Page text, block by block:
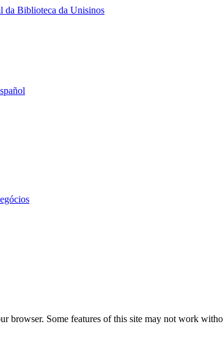
Biblioteca da Unisinos
browser. Some features of this site may not work